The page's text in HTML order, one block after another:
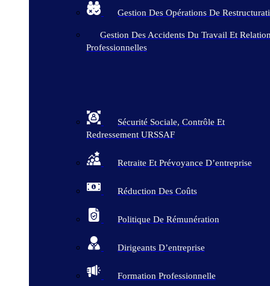
Gestion Des Opérations De
Gestion Des Accidents Du Travail Et
Professionnelles
Sécurité Sociale, Contrôle Et
Redressement URSSAF
Retraite Et Prévoyance D’entreprise
Réduction Des Coûts
Politique De Rémunération
Dirigeants D’entreprise
Formation Professionnelle